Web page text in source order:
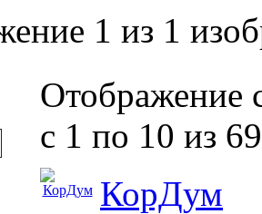
1 из 1
Отображение
с 1 по 10 из 69
КорДум